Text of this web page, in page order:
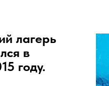
лагерь
в
году.